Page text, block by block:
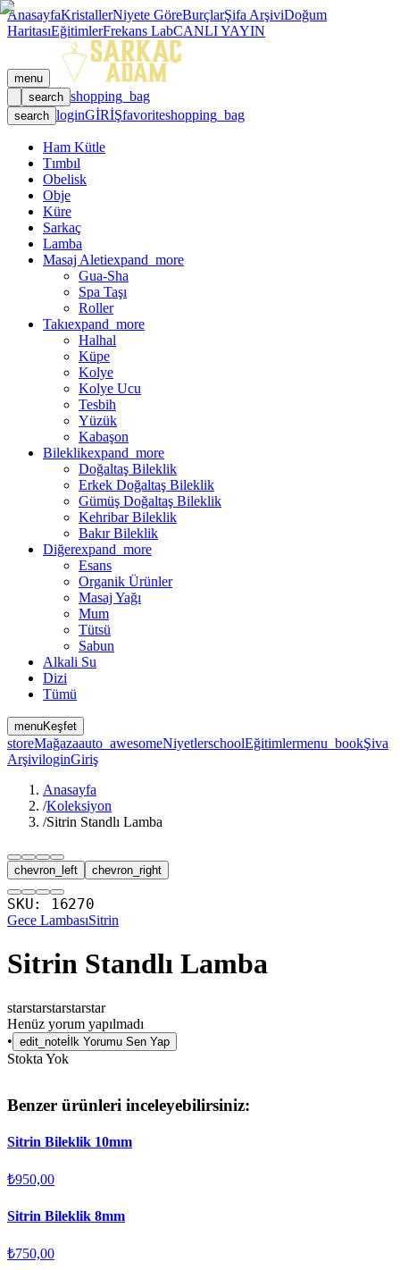
AnasayfaKristallerNiyete GöreBurçlarŞifa ArşiviDoğum
HaritasıEğitimlerFrekans LabCANLI YAYIN
menu
search shopping_bag
search loginGİRİŞfavoriteshopping_bag
Ham Kütle
Tımbıl
Obelisk
Obje
Küre
Sarkaç
Lamba
Masaj Aletiexpand_more
Gua-Sha
Spa Taşı
Roller
Takıexpand_more
Halhal
Küpe
Kolye
Kolye Ucu
Tesbih
Yüzük
Kabaşon
Bileklikexpand_more
Doğaltaş Bileklik
Erkek Doğaltaş Bileklik
Gümüş Doğaltaş Bileklik
Kehribar Bileklik
Bakır Bileklik
Diğerexpand_more
Esans
Organik Ürünler
Masaj Yağı
Mum
Tütsü
Sabun
Alkali Su
Dizi
Tümü
menuKeşfet
storeMağazaauto_awesomeNiyetlerschoolEğitimlermenu_bookŞiva
ArşiviloginGiriş
Anasayfa
/Koleksiyon
/Sitrin Standlı Lamba
chevron_left chevron_right
SKU: 16270
Gece LambasıSitrin
Sitrin Standlı Lamba
starstarstarstarstar
Henüz yorum yapılmadı
• edit_note İlk Yorumu Sen Yap
Stokta Yok
Benzer ürünleri inceleyebilirsiniz:
Sitrin Bileklik 10mm
₺950,00
Sitrin Bileklik 8mm
₺750,00